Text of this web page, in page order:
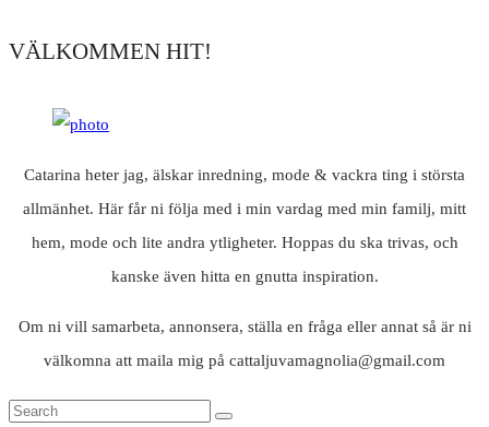
VÄLKOMMEN HIT!
Catarina heter jag, älskar inredning, mode & vackra ting i största
allmänhet. Här får ni följa med i min vardag med min familj, mitt
hem, mode och lite andra ytligheter. Hoppas du ska trivas, och
kanske även hitta en gnutta inspiration.
Om ni vill samarbeta, annonsera, ställa en fråga eller annat så är ni
välkomna att maila mig på cattaljuvamagnolia@gmail.com